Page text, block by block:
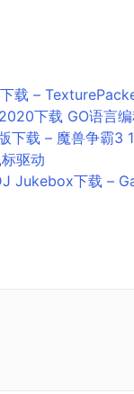
图片打包软
程工具JetBrains GoLand 2020.1/2019.3
下载 – 魔兽争霸3
驱动
– Gammadyne DJ Jukebox MP3